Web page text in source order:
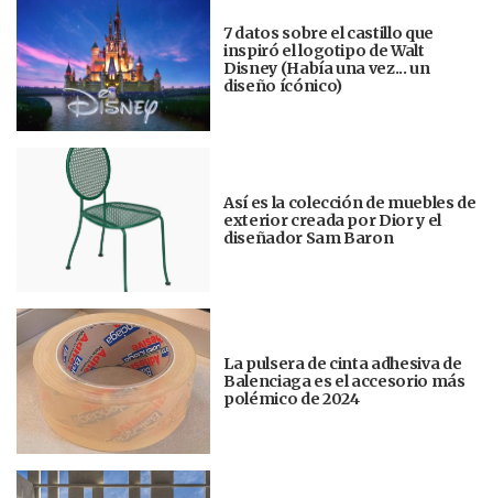
7 datos sobre el castillo que
inspiró el logotipo de Walt
Disney (Había una vez... un
diseño ícónico)
Así es la colección de muebles de
exterior creada por Dior y el
diseñador Sam Baron
La pulsera de cinta adhesiva de
Balenciaga es el accesorio más
polémico de 2024